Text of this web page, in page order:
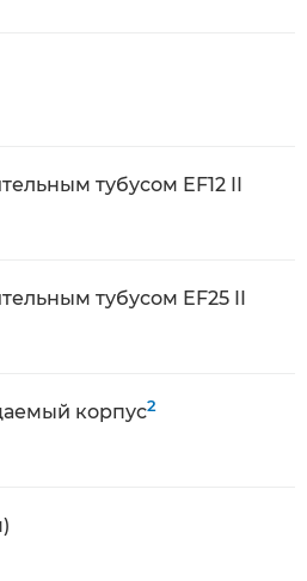
тубусом EF12 II
тубусом EF25 II
корпус2